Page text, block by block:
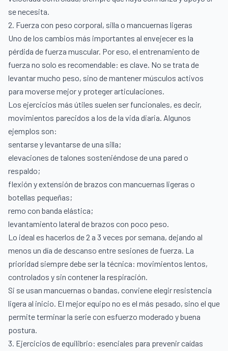
se necesita.
2. Fuerza con peso corporal, silla o mancuernas ligeras
Uno de los cambios más importantes al envejecer es la
pérdida de fuerza muscular. Por eso, el entrenamiento de
fuerza no solo es recomendable: es clave. No se trata de
levantar mucho peso, sino de mantener músculos activos
para moverse mejor y proteger articulaciones.
Los ejercicios más útiles suelen ser funcionales, es decir,
movimientos parecidos a los de la vida diaria. Algunos
ejemplos son:
sentarse y levantarse de una silla;
elevaciones de talones sosteniéndose de una pared o
respaldo;
flexión y extensión de brazos con mancuernas ligeras o
botellas pequeñas;
remo con banda elástica;
levantamiento lateral de brazos con poco peso.
Lo ideal es hacerlos de 2 a 3 veces por semana, dejando al
menos un día de descanso entre sesiones de fuerza. La
prioridad siempre debe ser la técnica: movimientos lentos,
controlados y sin contener la respiración.
Si se usan mancuernas o bandas, conviene elegir resistencia
ligera al inicio. El mejor equipo no es el más pesado, sino el que
permite terminar la serie con esfuerzo moderado y buena
postura.
3. Ejercicios de equilibrio: esenciales para prevenir caídas